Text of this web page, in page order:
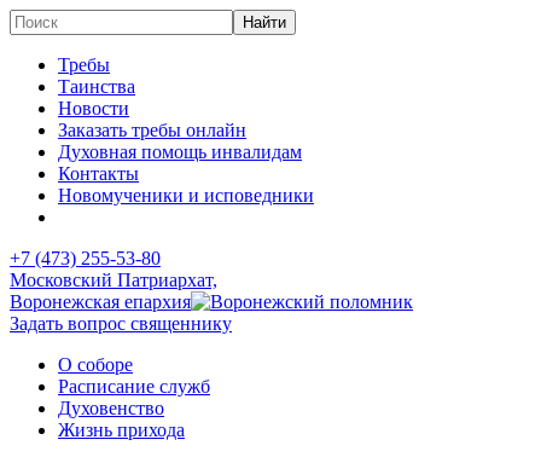
Требы
Таинства
Новости
Заказать требы онлайн
Духовная помощь инвалидам
Контакты
Новомученики и исповедники
+7 (473) 255-53-80
Московский Патриархат,
Воронежская епархия
Задать вопрос священнику
О соборе
Расписание служб
Духовенство
Жизнь прихода